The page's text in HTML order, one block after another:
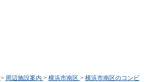
> 周辺施設案内 > 横浜市南区 > 横浜市南区のコンビ